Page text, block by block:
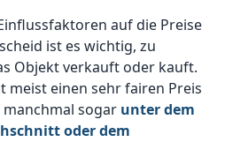
auf die Preise
ist es wichtig, zu
Objekt verkauft oder kauft.
meist einen sehr fairen Preis
sogar unter dem
oder dem